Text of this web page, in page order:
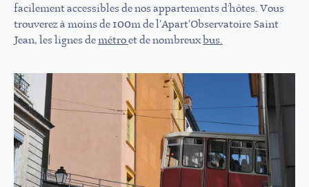
facilement accessibles de nos appartements d'hôtes. Vous
trouverez à moins de 100m de l’Apart’Observatoire Saint
Jean, les lignes demétroet de nombreuxbus.